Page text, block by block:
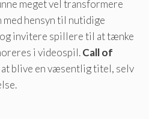
meget vel transformere
hensyn til nutidige
invitere spillere til at tænke
i videospil.Call of
blive en væsentlig titel, selv